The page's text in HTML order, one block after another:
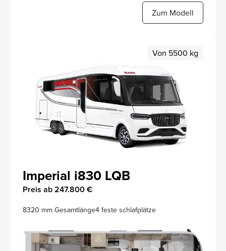
Zum Modell
Von 5500 kg
Imperial i830 LQB
Preis ab 247.800 €
8320 mm Gesamtlänge4 feste schlafplätze